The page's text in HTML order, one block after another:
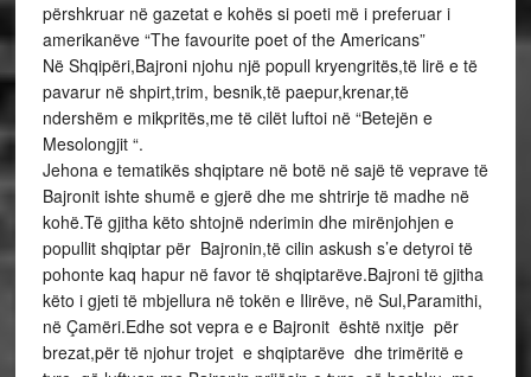
përshkruar në gazetat e kohës si poeti më i preferuar i
amerikanëve “The favourite poet of the Americans”
Në Shqipëri,Bajroni njohu një popull kryengritës,të lirë e të
pavarur në shpirt,trim, besnik,të paepur,krenar,të
ndershëm e mikpritës,me të cilët luftoi në “Betejën e
Mesolongjit “.
Jehona e tematikës shqiptare në botë në sajë të veprave të
Bajronit ishte shumë e gjerë dhe me shtrirje të madhe në
kohë.Të gjitha këto shtojnë nderimin dhe mirënjohjen e
popullit shqiptar për Bajronin,të cilin askush s’e detyroi të
pohonte kaq hapur në favor të shqiptarëve.Bajroni të gjitha
këto i gjeti të mbjellura në tokën e Ilirëve, në Sul,Paramithi,
në Çamëri.Edhe sot vepra e e Bajronit është nxitje për
brezat,për të njohur trojet e shqiptarëve dhe trimëritë e